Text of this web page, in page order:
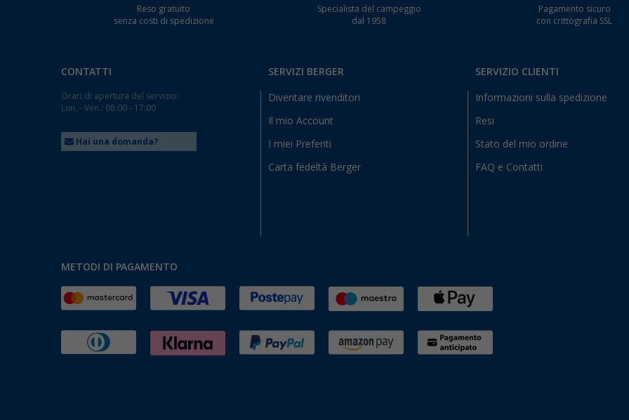
Reso gratuito
senza costi di spedizione
Specialista del campeggio
dal 1958
Pagamento sicuro
con crittografia SSL
CONTATTI
Orari di apertura del servizio:
Lun. - Ven.: 08:00 - 17:00
Hai una domanda?
SERVIZI BERGER
Diventare rivenditori
Il mio Account
I miei Preferiti
Carta fedeltà Berger
SERVIZIO CLIENTI
Informazioni sulla spedizione
Resi
Stato del mio ordine
FAQ e Contatti
METODI DI PAGAMENTO